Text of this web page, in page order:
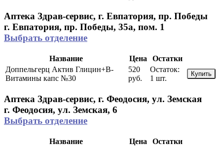
Аптека Здрав-сервис, г. Евпатория, пр. Победы
г. Евпатория, пр. Победы, 35а, пом. 1
Выбрать отделение
Название Цена
Остатки
Доппельгерц Актив Глицин+В-
Витамины капс №30
520
руб.
Остаток:
1 шт.
Купить
Аптека Здрав-сервис, г. Феодосия, ул. Земская
г. Феодосия, ул. Земская, 6
Выбрать отделение
Название Цена
Остатки